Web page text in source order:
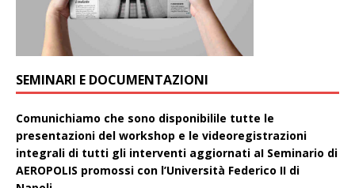
SEMINARI E DOCUMENTAZIONI
Comunichiamo che sono disponibilile tutte le
presentazioni del workshop e le videoregistrazioni
integrali di tutti gli interventi aggiornati aI Seminario di
AEROPOLIS promossi con l’Università Federico II di